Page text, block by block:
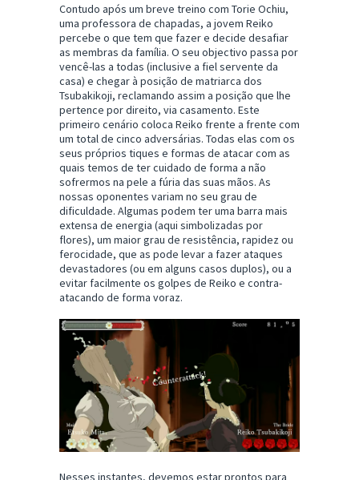
Contudo após um breve treino com Torie Ochiu,
uma professora de chapadas, a jovem Reiko
percebe o que tem que fazer e decide desafiar
as membras da família. O seu objectivo passa por
vencê-las a todas (inclusive a fiel servente da
casa) e chegar à posição de matriarca dos
Tsubakikoji, reclamando assim a posição que lhe
pertence por direito, via casamento. Este
primeiro cenário coloca Reiko frente a frente com
um total de cinco adversárias. Todas elas com os
seus próprios tiques e formas de atacar com as
quais temos de ter cuidado de forma a não
sofrermos na pele a fúria das suas mãos. As
nossas oponentes variam no seu grau de
dificuldade. Algumas podem ter uma barra mais
extensa de energia (aqui simbolizadas por
flores), um maior grau de resistência, rapidez ou
ferocidade, que as pode levar a fazer ataques
devastadores (ou em alguns casos duplos), ou a
evitar facilmente os golpes de Reiko e contra-
atacando de forma voraz.
Nesses instantes, devemos estar prontos para